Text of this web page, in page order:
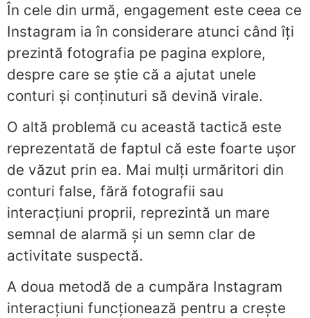
În cele din urmă, engagement este ceea ce
Instagram ia în considerare atunci când îți
prezintă fotografia pe pagina explore,
despre care se știe că a ajutat unele
conturi și conținuturi să devină virale.
O altă problemă cu această tactică este
reprezentată de faptul că este foarte ușor
de văzut prin ea. Mai mulți urmăritori din
conturi false, fără fotografii sau
interacțiuni proprii, reprezintă un mare
semnal de alarmă și un semn clar de
activitate suspectă.
A doua metodă de a cumpăra Instagram
interacțiuni funcționează pentru a crește